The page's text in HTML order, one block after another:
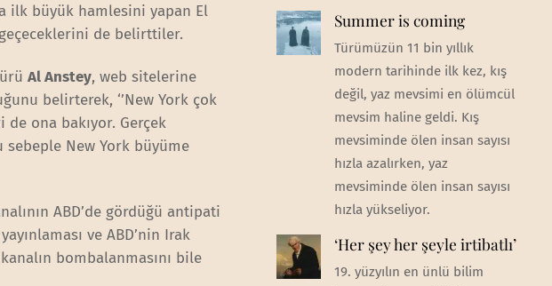
ilk büyük hamlesini yapan El
de belirttiler.
Al Anstey, web sitelerine
belirterek, ‘’New York çok
ona bakıyor. Gerçek
New York büyüme
ABD’de gördüğü antipati
ve ABD’nin Irak
bombalanmasını bile
Summer is coming
Türümüzün 11 bin yıllık
modern tarihinde ilk kez, kış
değil, yaz mevsimi en ölümcül
mevsim haline geldi. Kış
mevsiminde ölen insan sayısı
hızla azalırken, yaz
mevsiminde ölen insan sayısı
hızla yükseliyor.
‘Her şey her şeyle irtibatlı’
19. yüzyılın en ünlü bilim